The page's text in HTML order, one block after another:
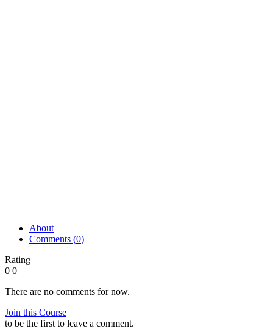
About
Comments (0)
Rating
0 0
There are no comments for now.
Join this Course
to be the first to leave a comment.